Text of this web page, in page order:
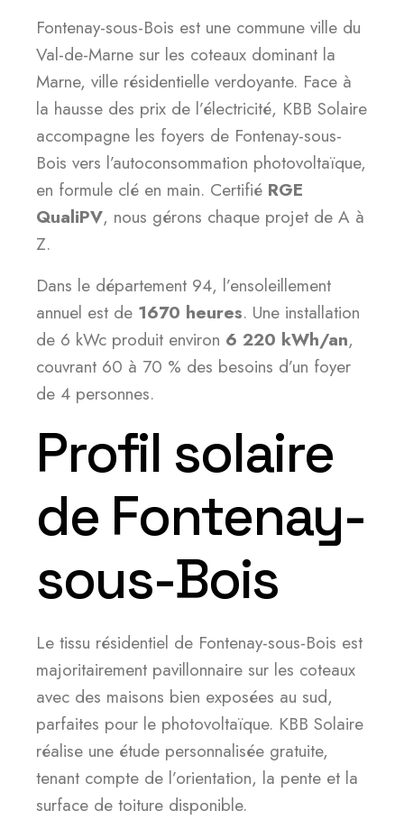
Fontenay-sous-Bois est une commune ville du
Val-de-Marne sur les coteaux dominant la
Marne, ville résidentielle verdoyante. Face à
la hausse des prix de l’électricité, KBB Solaire
accompagne les foyers de Fontenay-sous-
Bois vers l’autoconsommation photovoltaïque,
en formule clé en main. Certifié RGE
QualiPV, nous gérons chaque projet de A à
Z.
Dans le département 94, l’ensoleillement
annuel est de 1670 heures. Une installation
de 6 kWc produit environ 6 220 kWh/an,
couvrant 60 à 70 % des besoins d’un foyer
de 4 personnes.
Profil solaire
de Fontenay-
sous-Bois
Le tissu résidentiel de Fontenay-sous-Bois est
majoritairement pavillonnaire sur les coteaux
avec des maisons bien exposées au sud,
parfaites pour le photovoltaïque. KBB Solaire
réalise une étude personnalisée gratuite,
tenant compte de l’orientation, la pente et la
surface de toiture disponible.